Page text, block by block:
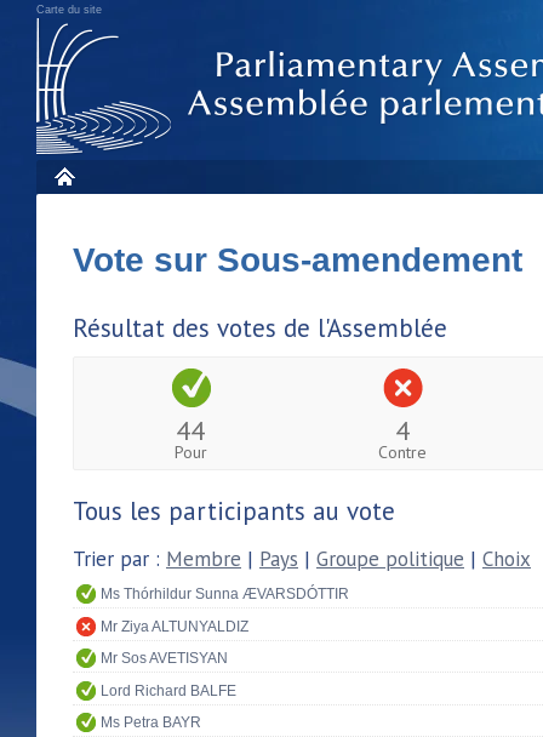
Carte du site
Vote sur Sous-amendement
Résultat des votes de l'Assemblée
44
Pour
4
Contre
Tous les participants au vote
Trier par : Membre | Pays | Groupe politique | Choix
Ms Thórhildur Sunna ÆVARSDÓTTIR
Mr Ziya ALTUNYALDIZ
Mr Sos AVETISYAN
Lord Richard BALFE
Ms Petra BAYR